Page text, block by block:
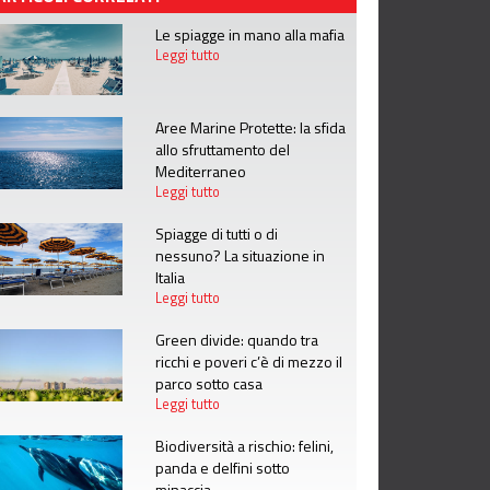
Le spiagge in mano alla mafia
Leggi tutto
Aree Marine Protette: la sfida
allo sfruttamento del
Mediterraneo
Leggi tutto
Spiagge di tutti o di
nessuno? La situazione in
Italia
Leggi tutto
Green divide: quando tra
ricchi e poveri c’è di mezzo il
parco sotto casa
Leggi tutto
Biodiversità a rischio: felini,
panda e delfini sotto